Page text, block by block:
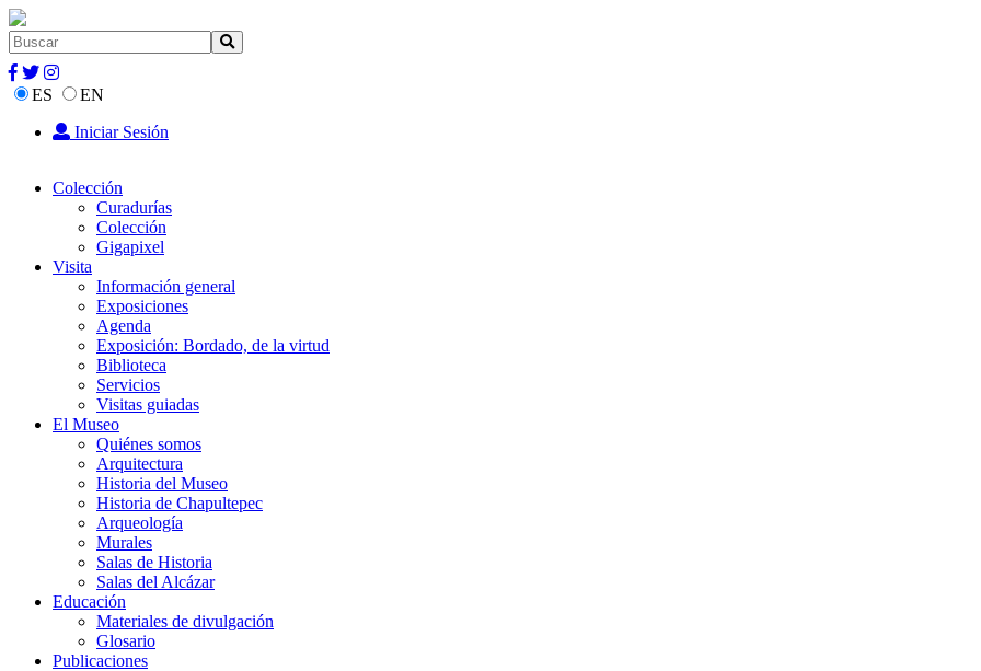
ES
EN
Iniciar Sesión
Colección
Curadurías
Colección
Gigapixel
Visita
Información general
Exposiciones
Agenda
Exposición: Bordado, de la virtud
Biblioteca
Servicios
Visitas guiadas
El Museo
Quiénes somos
Arquitectura
Historia del Museo
Historia de Chapultepec
Arqueología
Murales
Salas de Historia
Salas del Alcázar
Educación
Materiales de divulgación
Glosario
Publicaciones